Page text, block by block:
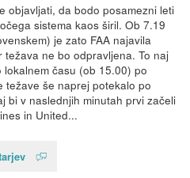
objavljati, da bodo posamezni leti
sistema kaos širil. Ob 7.19
je zato FAA najavila
težava ne bo odpravljena. To naj
času (ob 15.00) po
težave še naprej potekalo po
bi v naslednjih minutah prvi začeli
in United...